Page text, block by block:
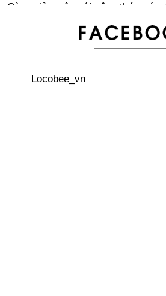
Cùng giảm cân với công thức súp
chống ếLocobee_vn